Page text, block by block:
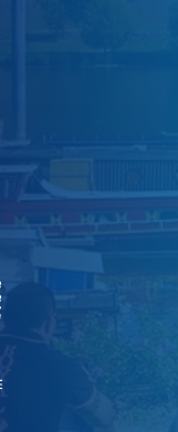
, Ouvre une nouvelle
, Ouvre une nouvelle